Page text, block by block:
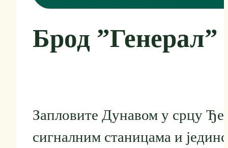
Брод ”Генерал”
Запловите Дунавом у срцу
сигналним станицама и